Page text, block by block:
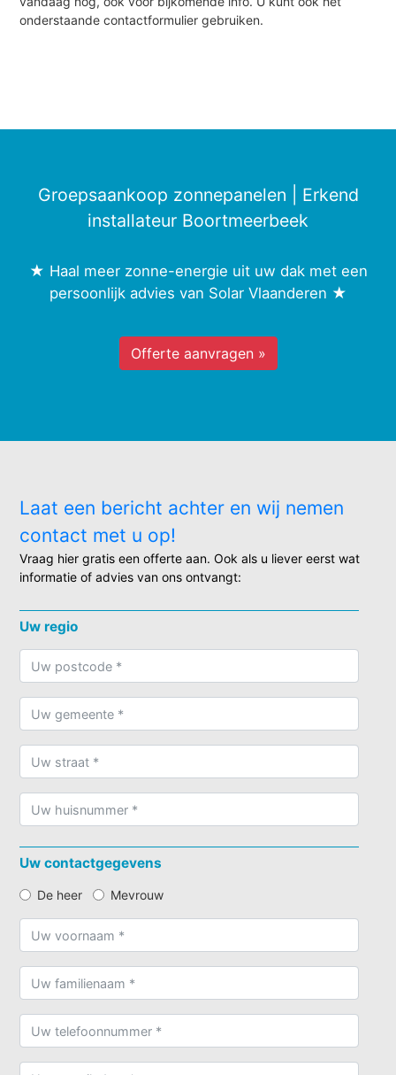
onderstaande contactformulier gebruiken.
Groepsaankoop zonnepanelen | Erkend
installateur Boortmeerbeek
★ Haal meer zonne-energie uit uw dak met een
persoonlijk advies van Solar Vlaanderen ★
Offerte aanvragen »
Laat een bericht achter en wij nemen
contact met u op!
Vraag hier gratis een offerte aan. Ook als u liever eerst wat
informatie of advies van ons ontvangt:
Uw regio
Uw contactgegevens
De heer Mevrouw